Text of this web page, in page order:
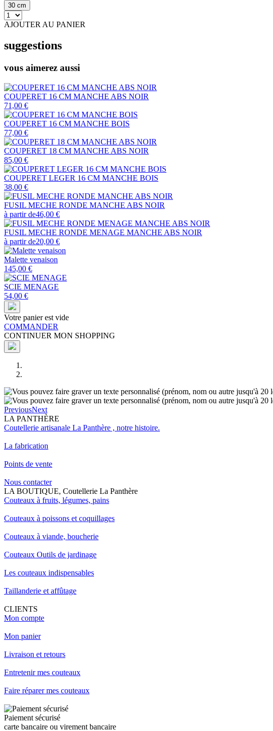
30 cm
AJOUTER AU PANIER
suggestions
vous aimerez aussi
COUPERET 16 CM MANCHE ABS NOIR
71,00 €
COUPERET 16 CM MANCHE BOIS
77,00 €
COUPERET 18 CM MANCHE ABS NOIR
85,00 €
COUPERET LEGER 16 CM MANCHE BOIS
38,00 €
FUSIL MECHE RONDE MANCHE ABS NOIR
à partir de46,00 €
FUSIL MECHE RONDE MENAGE MANCHE ABS NOIR
à partir de20,00 €
Malette venaison
145,00 €
SCIE MENAGE
54,00 €
Votre panier est vide
COMMANDER
CONTINUER MON SHOPPING
PreviousNext
LA PANTHÈRE
Coutellerie artisanale La Panthère , notre histoire.
La fabrication
Points de vente
Nous contacter
LA BOUTIQUE, Coutellerie La Panthère
Couteaux à fruits, légumes, pains
Couteaux à poissons et coquillages
Couteaux à viande, boucherie
Couteaux Outils de jardinage
Les couteaux indispensables
Taillanderie et affûtage
CLIENTS
Mon compte
Mon panier
Livraison et retours
Entretenir mes couteaux
Faire réparer mes couteaux
Paiement sécurisé
carte bancaire ou virement bancaire